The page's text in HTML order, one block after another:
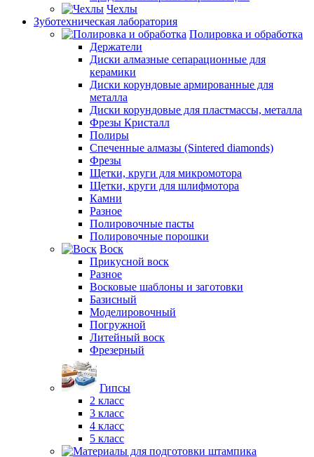
Чехлы
Зуботехническая лаборатория
Полировка и обработка
Держатели
Диски алмазные сепарационные для
керамики
Диски корундовые армированные для
металла
Диски корундовые для пластмассы, металла
Фрезы Кристалл
Полиры
Спеченные алмазы (Sintered diamonds)
Фрезы
Щетки, круги для микромотора
Щетки, круги для шлифмотора
Камни
Разное
Полировочные пасты
Полировочные порошки
Воск
Прикусной воск
Разное
Восковые шаблоны и заготовки
Базисный
Моделировочный
Погружной
Литейный воск
Фрезерный
Гипсы
2 класс
3 класс
4 класс
5 класс